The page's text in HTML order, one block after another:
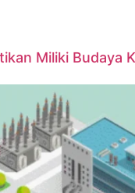
Miliki Budaya